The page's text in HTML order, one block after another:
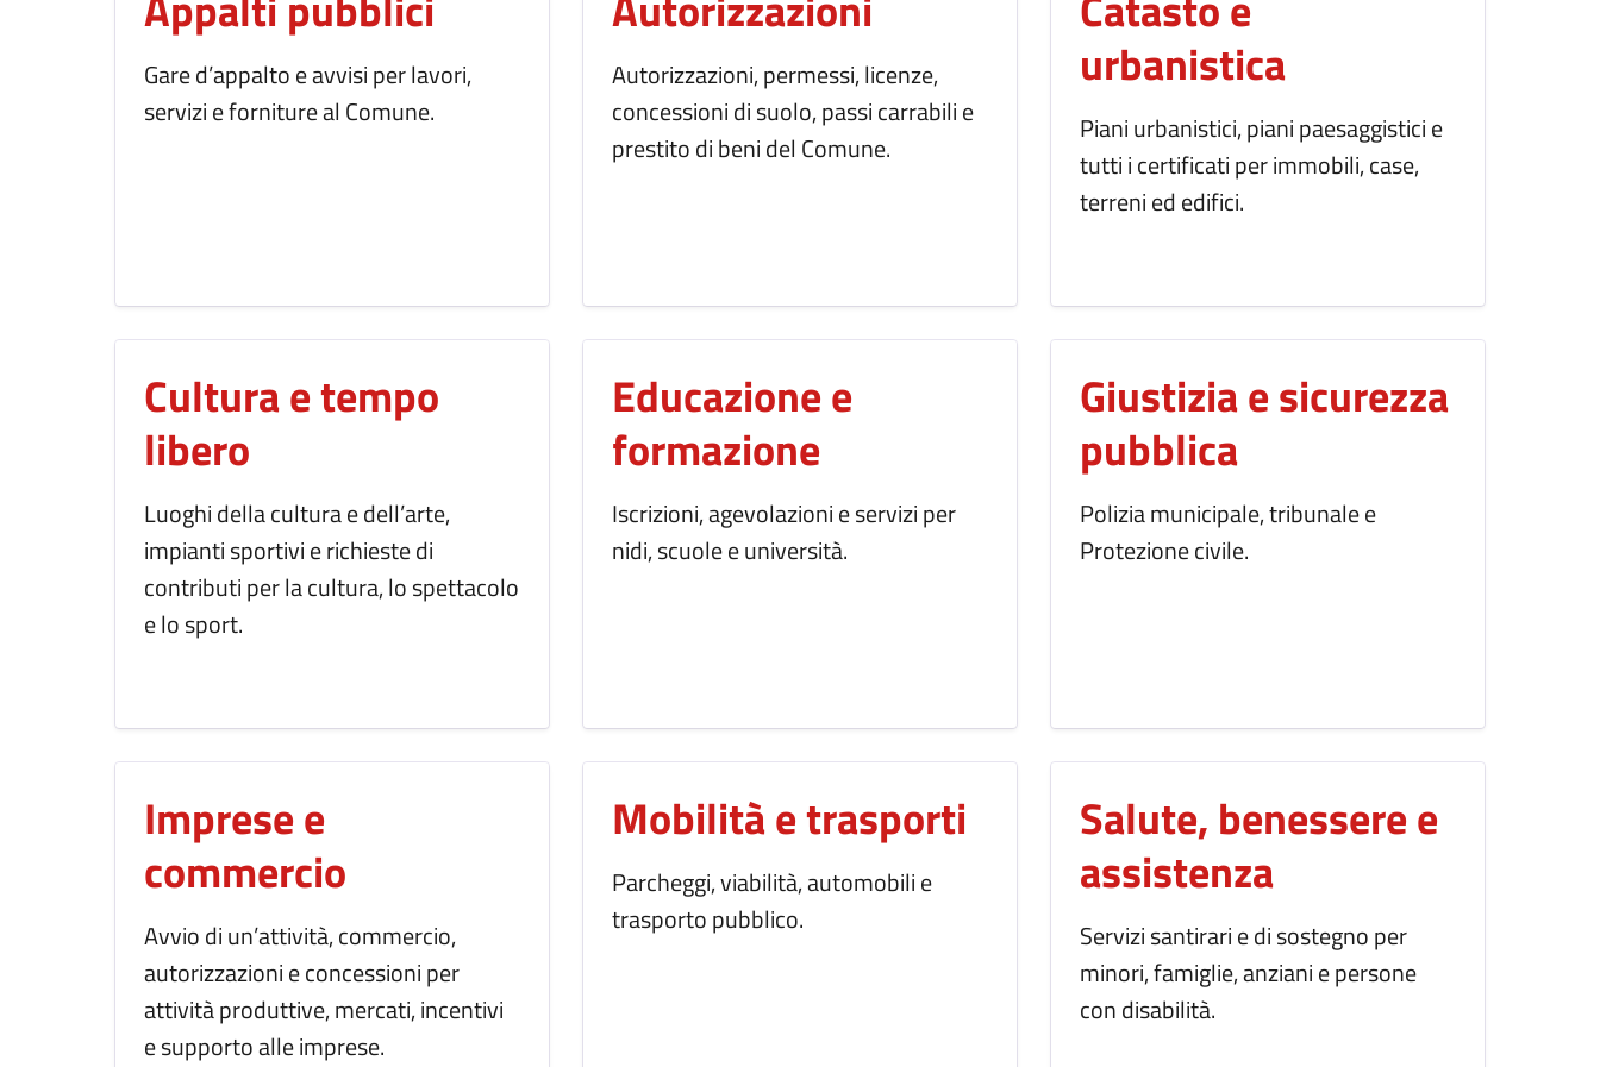
Gare d’appalto e avvisi per lavori,
servizi e forniture al Comune.
Autorizzazioni, permessi, licenze,
concessioni di suolo, passi carrabili e
prestito di beni del Comune.
urbanistica
Piani urbanistici, piani paesaggistici e
tutti i certificati per immobili, case,
terreni ed edifici.
Cultura e tempo
libero
Luoghi della cultura e dell’arte,
impianti sportivi e richieste di
contributi per la cultura, lo spettacolo
e lo sport.
Educazione e
formazione
Iscrizioni, agevolazioni e servizi per
nidi, scuole e università.
Giustizia e sicurezza
pubblica
Polizia municipale, tribunale e
Protezione civile.
Imprese e
commercio
Avvio di un’attività, commercio,
autorizzazioni e concessioni per
attività produttive, mercati, incentivi
e supporto alle imprese.
Mobilità e trasporti
Parcheggi, viabilità, automobili e
trasporto pubblico.
Salute, benessere e
assistenza
Servizi santirari e di sostegno per
minori, famiglie, anziani e persone
con disabilità.